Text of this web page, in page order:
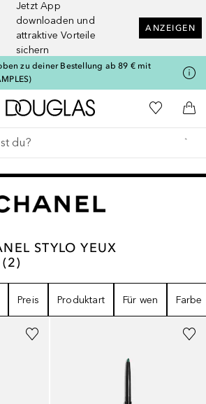
Jetzt App
downloaden und
attraktive Vorteile
sichern
ANZEIGEN
zu deiner Bestellung ab 89 € mit
Zur Douglas Startseite
Zu Meiner
STYLO YEUX
STYLO YEUX
(2)
Preis Produktart Für wen Farbe